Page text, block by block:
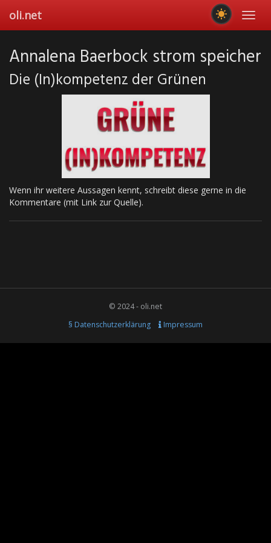
main
oli.net
Annalena Baerbock strom speicher
Die (In)kompetenz der Grünen
Wenn ihr weitere Aussagen kennt, schreibt diese gerne in die
Kommentare (mit Link zur Quelle).
© 2024 - oli.net
§ Datenschutzerklärung
Impressum